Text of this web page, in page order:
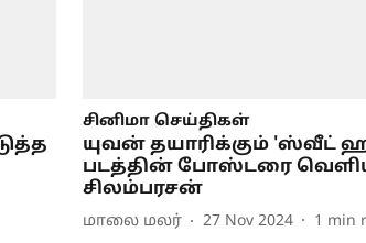
சினிமா செய்திகள்
யுவன் தயாரிக்கும் 'ஸ்வீட்
படத்தின் போஸ்டரை
சிலம்பரசன்
மாலை மலர் 27 Nov 2024 1 min